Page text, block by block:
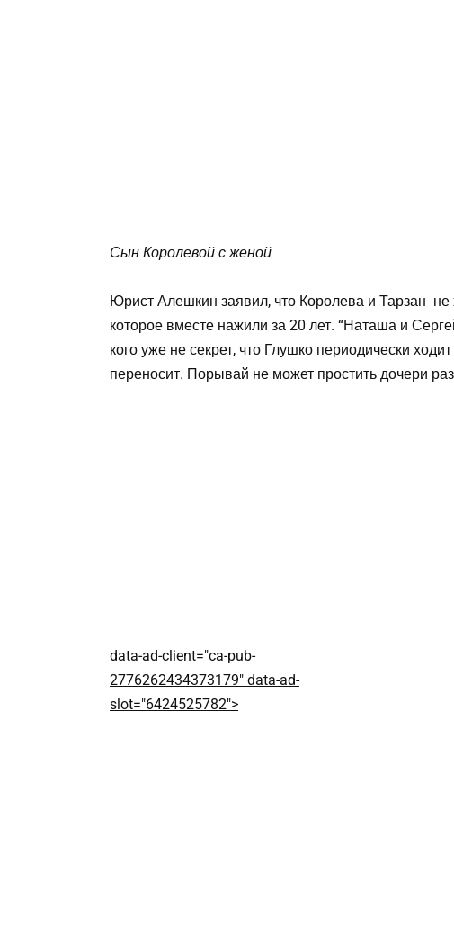
Сын Королевой с женой
Юрист Алешкин заявил, что Королева и Тарзан
которое вместе нажили за 20 лет. “Наташа и
кого уже не секрет, что Глушко периодически
переносит. Порывай не может простить дочери
data-ad-client="ca-pub-
2776262434373179" data-ad-
slot="6424525782">